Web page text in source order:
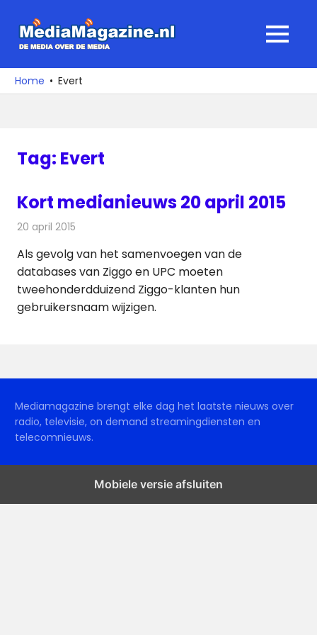
naar
media
over
MENU
Home Evert
Tag: Evert
Kort medianieuws 20 april 2015
20 april 2015
Als gevolg van het samenvoegen van de
databases van Ziggo en UPC moeten
tweehonderdduizend Ziggo-klanten hun
gebruikersnaam wijzigen.
Mediamagazine brengt elke dag het laatste nieuws over
radio, televisie, on demand streamingdiensten en
telecomnieuws.
Mobiele versie afsluiten